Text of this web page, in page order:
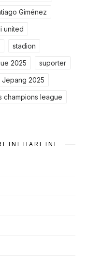
Giménez
united
stadion
2025 suporter
Jepang 2025
champions league
INI HARI INI